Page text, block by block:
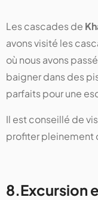
Les cascades de
avons visité les
où nous avons
baigner dans des
parfaits pour une
Il est conseillé de
profiter pleinement
8.Excursion